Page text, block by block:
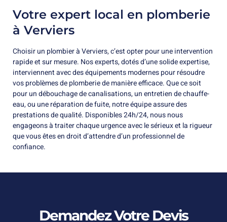
Votre expert local en plomberie
à Verviers
Choisir un plombier à Verviers, c’est opter pour une intervention
rapide et sur mesure. Nos experts, dotés d’une solide expertise,
interviennent avec des équipements modernes pour résoudre
vos problèmes de plomberie de manière efficace. Que ce soit
pour un débouchage de canalisations, un entretien de chauffe-
eau, ou une réparation de fuite, notre équipe assure des
prestations de qualité. Disponibles 24h/24, nous nous
engageons à traiter chaque urgence avec le sérieux et la rigueur
que vous êtes en droit d’attendre d’un professionnel de
confiance.
Demandez Votre Devis